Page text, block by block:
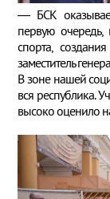
— БСК
первую очередь,
спорта,
заместитель
В зоне нашей
вся республика.
высоко оценило